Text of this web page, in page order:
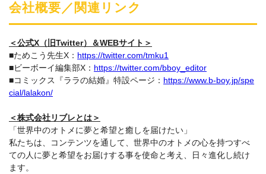
会社概要／関連リンク
＜公式X（旧Twitter）＆WEBサイト＞
■ためこう先生X： https://twitter.com/tmku1
■ビーボーイ編集部X： https://twitter.com/bboy_editor
■コミックス『ララの結婚』特設ページ： https://www.b-boy.jp/spe
cial/lalakon/
＜株式会社リブレとは＞
「世界中のオトメに夢と希望と癒しを届けたい」
私たちは、コンテンツを通して、世界中のオトメの心を持つすべ
ての人に夢と希望をお届けする事を使命と考え、日々進化し続け
ます。